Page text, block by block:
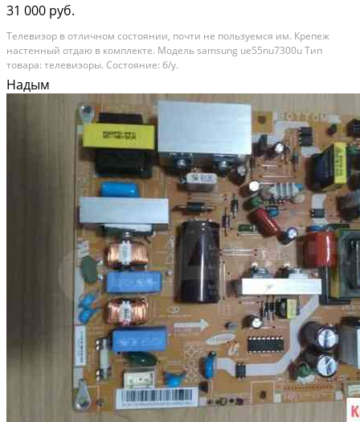
31 000 руб.
Телевизор в отличном состоянии, почти не пользуемся им. Крепеж
настенный отдаю в комплекте. Модель samsung ue55nu7300u Тип
товара: телевизоры. Состояние: б/у.
Надым